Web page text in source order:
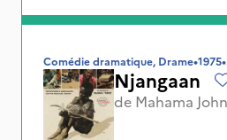
Comédie dramatique, Drame•1975•
Njangaan
de Mahama